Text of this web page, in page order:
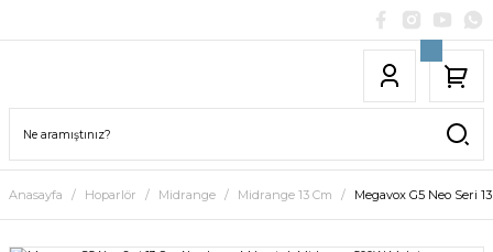
Anasayfa Hoparlör Midrange Midrange 13 Cm Megavox G5 Neo Seri